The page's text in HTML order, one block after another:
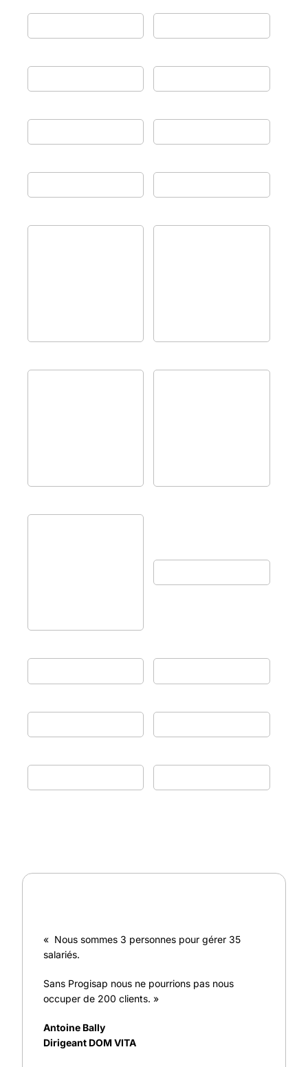
« Nous sommes 3 personnes pour gérer 35
salariés.
Sans Progisap nous ne pourrions pas nous
occuper de 200 clients. »
Antoine Bally
Dirigeant DOM VITA